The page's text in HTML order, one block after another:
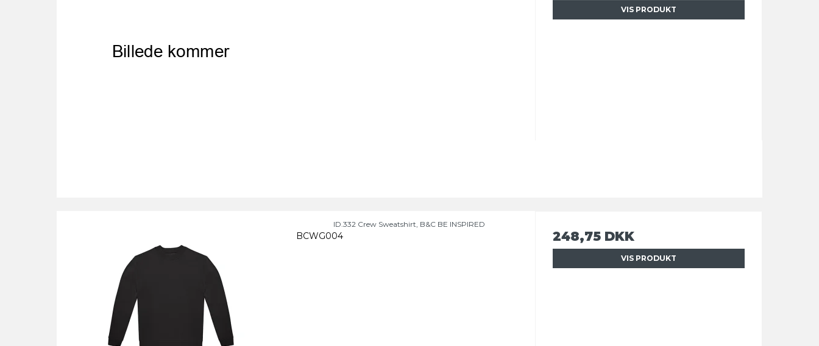
VIS PRODUKT
ID.332 Crew Sweatshirt, B&C BE INSPIRED
BCWG004 248,75 DKK
VIS PRODUKT